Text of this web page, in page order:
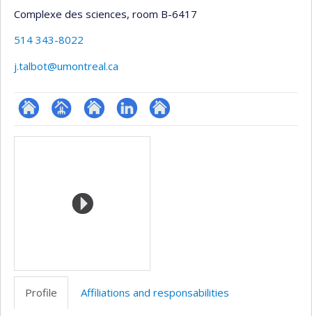
Complexe des sciences, room B-6417
514 343-8022
j.talbot@umontreal.ca
ResearchGate
Page Site
de
recherche
LinkedInAutre
Media
Profile Affiliations and responsabilities